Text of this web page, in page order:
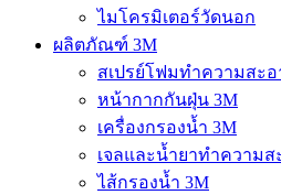
ไมโครมิเตอร์วัดนอก
ผลิตภัณฑ์ 3M
สเปรย์โฟมทำความสะ
หน้ากากกันฝุ่น 3M
เครื่องกรองน้ำ 3M
เจลและน้ำยาทำความส
ไส้กรองน้ำ 3M